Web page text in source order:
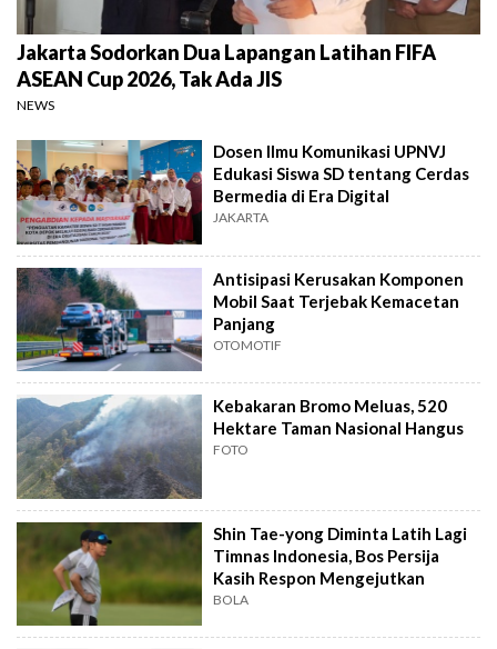
Jakarta Sodorkan Dua Lapangan Latihan FIFA
ASEAN Cup 2026, Tak Ada JIS
NEWS
Dosen Ilmu Komunikasi UPNVJ
Edukasi Siswa SD tentang Cerdas
Bermedia di Era Digital
JAKARTA
Antisipasi Kerusakan Komponen
Mobil Saat Terjebak Kemacetan
Panjang
OTOMOTIF
Kebakaran Bromo Meluas, 520
Hektare Taman Nasional Hangus
FOTO
Shin Tae-yong Diminta Latih Lagi
Timnas Indonesia, Bos Persija
Kasih Respon Mengejutkan
BOLA